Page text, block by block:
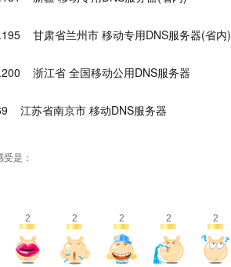
甘肃省兰州市 移动专用DNS服务器(省内)
浙江省 全国移动公用DNS服务器
江苏省南京市 移动DNS服务器
是：
2 2 2 2 2